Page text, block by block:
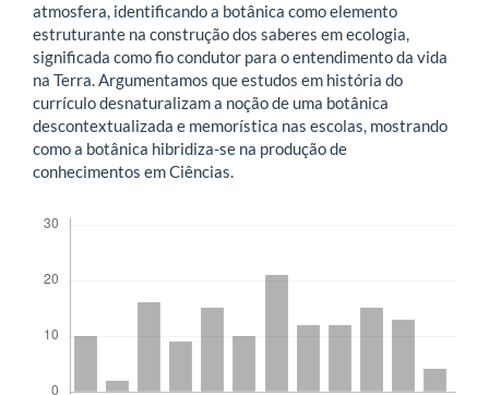
atmosfera, identificando a botânica como elemento
estruturante na construção dos saberes em ecologia,
significada como fio condutor para o entendimento da vida
na Terra. Argumentamos que estudos em história do
currículo desnaturalizam a noção de uma botânica
descontextualizada e memorística nas escolas, mostrando
como a botânica hibridiza-se na produção de
conhecimentos em Ciências.